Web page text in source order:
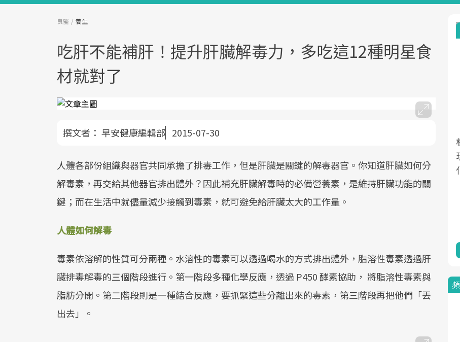
良醫 養生
吃肝不能補肝！提升肝臟解毒力，多吃這12種明星食
材就對了
撰文者： 早安健康編輯部 2015-07-30
人體各部份組織與器官共同承擔了排毒工作，但是肝臟是關鍵的解毒器官。你知道肝臟如何分
解毒素，再交給其他器官排出體外？因此補充肝臟解毒時的必備營養素，是維持肝臟功能的關
鍵；而在生活中就儘量減少接觸到毒素，就可避免給肝臟太大的工作量。
人體如何解毒
毒素依溶解的性質可分兩種。水溶性的毒素可以透過喝水的方式排出體外，脂溶性毒素透過肝
臟排毒解毒的三個階段進行。第一階段多種化學反應，透過 P450 酵素協助， 將脂溶性毒素與
脂肪分開。第二階段則是一種結合反應，要抓緊這些分離出來的毒素，第三階段再把他們「丟
出去」。
政策如「健康台灣推動委員會」與「長
照3.0」的推進，「預防醫學」已成全民
關注的核心議題。然而，健檢不只是醫
全面啟動你的健康革命！
建立對亞健康的認知，進而引導實際的
改善行動。